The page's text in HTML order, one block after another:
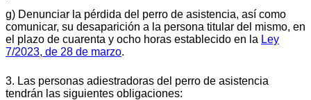
g) Denunciar la pérdida del perro de asistencia, así como
comunicar, su desaparición a la persona titular del mismo, en
el plazo de cuarenta y ocho horas establecido en la Ley
7/2023, de 28 de marzo.
3. Las personas adiestradoras del perro de asistencia
tendrán las siguientes obligaciones: